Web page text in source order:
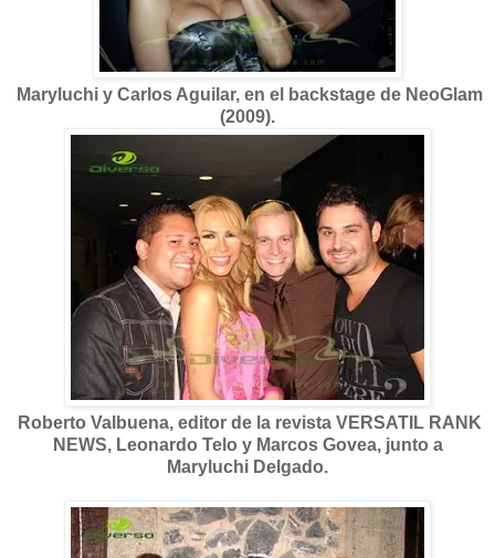
Maryluchi y Carlos Aguilar, en el backstage de NeoGlam
(2009).
Roberto Valbuena, editor de la revista VERSATIL RANK
NEWS, Leonardo Telo y Marcos Govea, junto a
Maryluchi Delgado.